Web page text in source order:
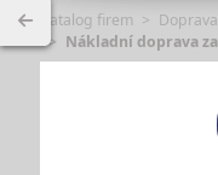
Katalog firem Doprava
Nákladní doprava